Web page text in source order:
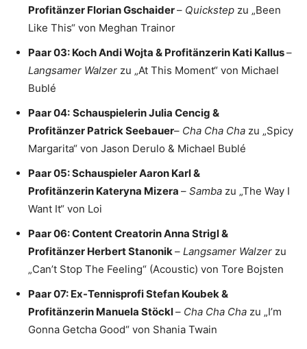
Profitänzer Florian Gschaider– Quickstep zu „Been
Like This“ von Meghan Trainor
Paar 03: Koch Andi Wojta & Profitänzerin Kati Kallus–
Langsamer Walzer zu „At This Moment“ von Michael
Bublé
Paar 04: Schauspielerin Julia Cencig &
Profitänzer Patrick Seebauer– Cha Cha Cha zu „Spicy
Margarita“ von Jason Derulo & Michael Bublé
Paar 05: Schauspieler Aaron Karl &
Profitänzerin Kateryna Mizera – Samba zu „The Way I
Want It“ von Loi
Paar 06: Content Creatorin Anna Strigl &
Profitänzer Herbert Stanonik– Langsamer Walzer zu
„Can’t Stop The Feeling“ (Acoustic) von Tore Bojsten
Paar 07: Ex-Tennisprofi Stefan Koubek &
Profitänzerin Manuela Stöckl– Cha Cha Cha zu „I’m
Gonna Getcha Good“ von Shania Twain